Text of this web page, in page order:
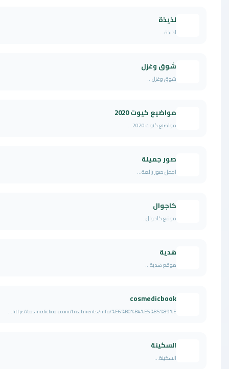
شوق وغزل
مواضيع كيوت 2020
مواضيع كيوت 2020...
صور جميلة
اجمل صور رائعة...
موقع كاجوال...
cosmedicbook
http://cosmedicbook.com/treatments/info/%E6%B0%B4%E5%85%89%E...